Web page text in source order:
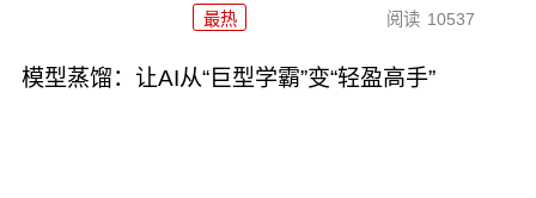
最热 阅读 10537
模型蒸馏：让AI从“巨型学霸”变“轻盈高手”